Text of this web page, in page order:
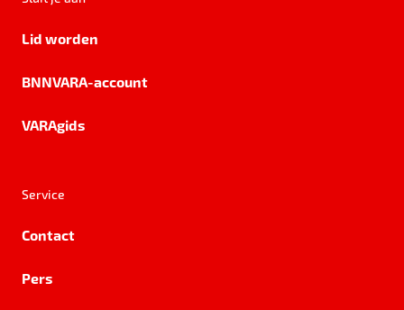
Lid worden
BNNVARA-account
VARAgids
Service
Contact
Pers